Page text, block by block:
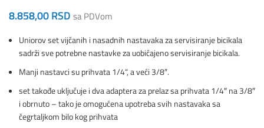
8.858,00RSD sa PDVom
Uniorov set vijčanih i nasadnih nastavaka za servisiranje bicikala
sadrži sve potrebne nastavke za uobičajeno servisiranje bicikala.
Manji nastavci su prihvata 1/4“, a veći 3/8″.
set takođe uključuje i dva adaptera za prelaz sa prihvata 1/4″ na 3/8″
i obrnuto – tako je omogućena upotreba svih nastavaka sa
čegrtaljkom bilo kog prihvata